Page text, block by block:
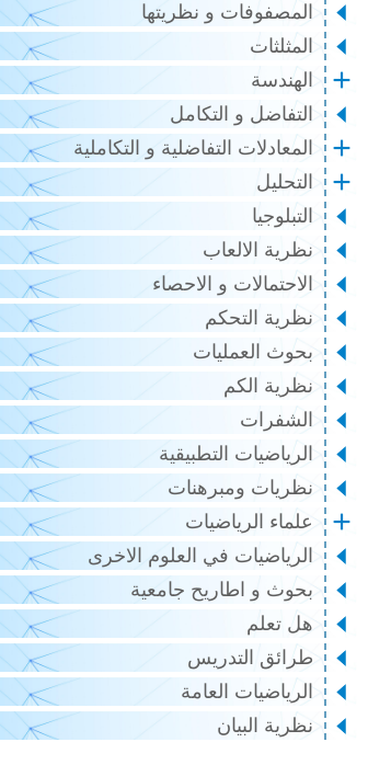
المصفوفات و نظريتها
المثلثات
الهندسة
التفاضل و التكامل
المعادلات التفاضلية و التكاملية
التحليل
التبلوجيا
نظرية الالعاب
الاحتمالات و الاحصاء
نظرية التحكم
بحوث العمليات
نظرية الكم
الشفرات
الرياضيات التطبيقية
نظريات ومبرهنات
علماء الرياضيات
الرياضيات في العلوم الاخرى
بحوث و اطاريح جامعية
هل تعلم
طرائق التدريس
الرياضيات العامة
نظرية البيان